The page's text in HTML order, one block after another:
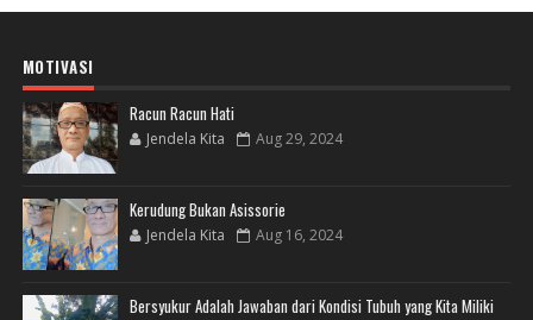
MOTIVASI
Racun Racun Hati
Jendela Kita Aug 29, 2024
Kerudung Bukan Asissorie
Jendela Kita Aug 16, 2024
Bersyukur Adalah Jawaban dari Kondisi Tubuh yang Kita Miliki